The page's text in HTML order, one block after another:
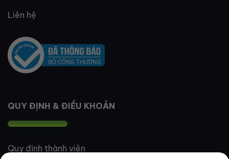
Liên hệ
QUY ĐỊNH & ĐIỀU KHOẢN
Quy định thành viên